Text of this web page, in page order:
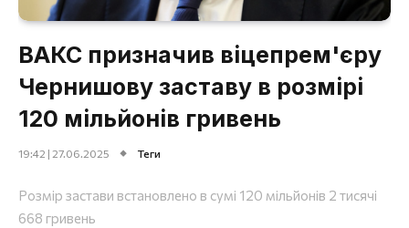
ВАКС призначив віцепрем'єру
Чернишову заставу в розмірі
120 мільйонів гривень
19:42 | 27.06.2025 Теги
Розмір застави встановлено в сумі 120 мільйонів 2 тисячі
668 гривень